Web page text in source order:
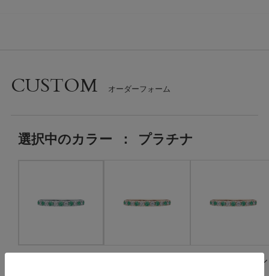
CUSTOM
選択中のカラー ： プラチナ
ピンクゴール